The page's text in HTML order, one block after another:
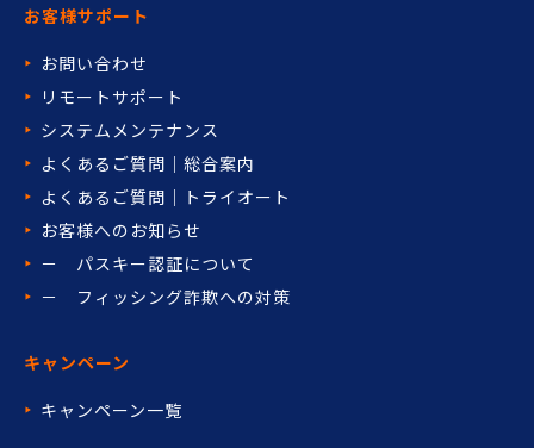
キャンペーン
キャンペーン一覧
お客様サポート
お問い合わせ
リモートサポート
システムメンテナンス
よくあるご質問｜総合案内
よくあるご質問｜トライオート
お客様へのお知らせ
－ パスキー認証について
－ フィッシング詐欺への対策